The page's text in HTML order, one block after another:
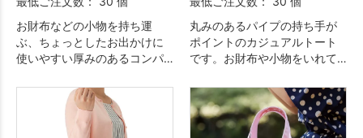
お財布などの小物を持ち運
ぶ、ちょっとしたお出かけに
使いやすい厚みのあるコンパ
です。いつもお使いのバッグ
に忍ばせて、コンビニ袋の代
わりや、サブバッグとしても
丸みのあるパイプの持ち手が
ポイントのカジュアルトート
です。お財布や小物をいれて
外出に活躍します。生地もし
っかりした厚みのある生地
で、コットンのやさしい質感